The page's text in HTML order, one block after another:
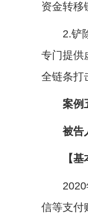
资金转移
2.铲除
专门提供
全链条打
案例
被告人
【基本
2020年
信等支付